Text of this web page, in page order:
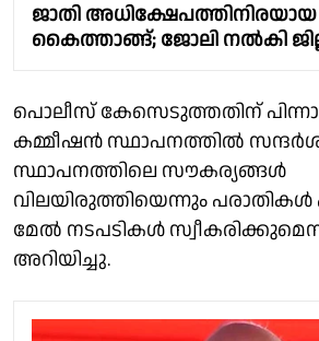
ജാതി
കൈത്താങ്ങ്; ജോലി നല്‍കി
പൊലീസ് കേസെടുത്തതിന്
കമ്മീഷൻ സ്ഥാപനത്തിൽ
സ്ഥാപനത്തിലെ സൗകര്യങ്ങൾ
വിലയിരുത്തിയെന്നും പരാതികൾ
മേൽ നടപടികൾ
അറിയിച്ചു.